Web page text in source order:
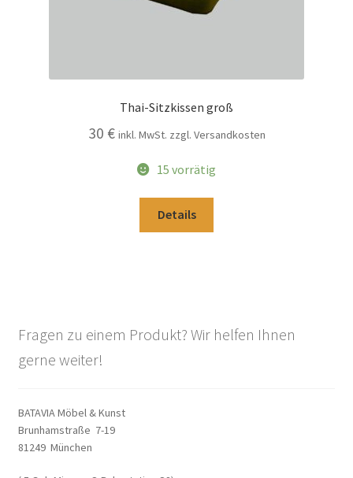
Thai-Sitzkissen groß
30 € inkl. MwSt. zzgl. Versandkosten
15 vorrätig
Details
Fragen zu einem Produkt? Wir helfen Ihnen
gerne weiter!
BATAVIA Möbel & Kunst
Brunhamstraße 7-19
81249 München